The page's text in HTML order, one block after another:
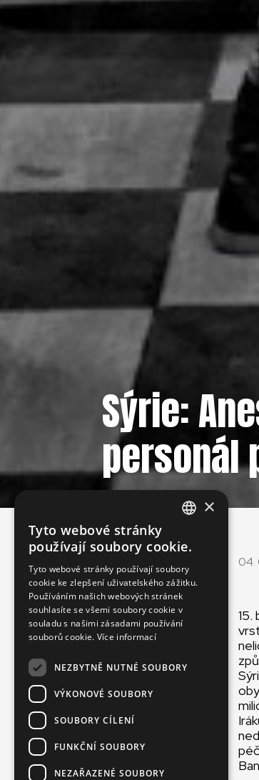
Sýrie:
personál
04.
15.
CZECH
×
Tyto webové stránky
používají soubory cookie.
Tyto webové stránky používají soubory
cookie ke zlepšení uživatelského zážitku.
Používáním našich webových stránek
souhlasíte se všemi soubory cookie v
souladu s našimi zásadami používání
souborů cookie. Více informací
NEZBYTNĚ NUTNÉ SOUBORY
VÝKONOVÉ SOUBORY
SOUBORY CÍLENÍ
FUNKČNÍ SOUBORY
NEZAŘAZENÉ SOUBORY